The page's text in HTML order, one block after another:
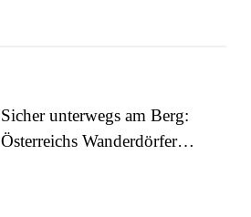
Sicher unterwegs am Berg:
Österreichs Wanderdörfer